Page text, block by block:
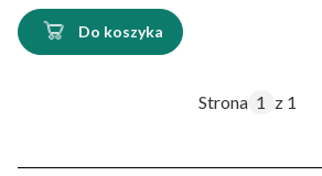
Do koszyka
Strona z 1